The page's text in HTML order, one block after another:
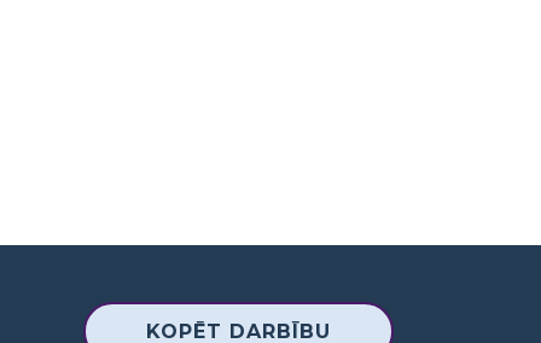
KOPĒT DARBĪBU